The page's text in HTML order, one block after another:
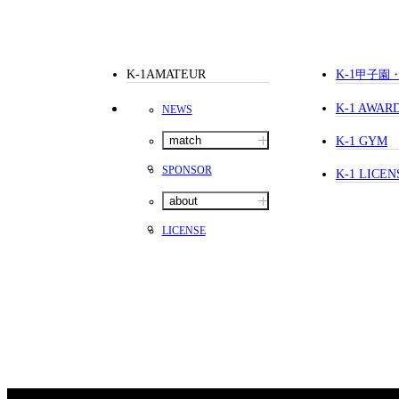
K-1AMATEUR
NEWS
match
SPONSOR
about
LICENSE
K-1甲子園
K-1
K-1 GYM
K-1